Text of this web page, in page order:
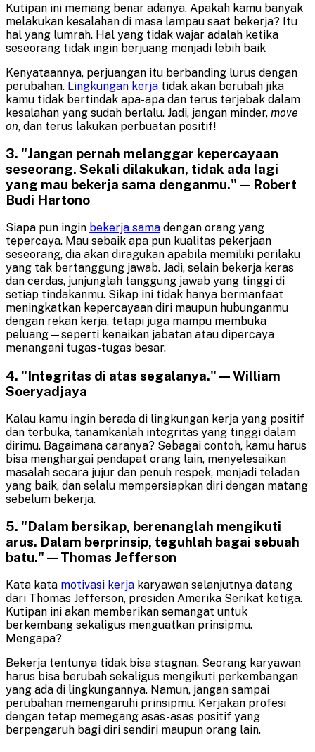
Kutipan ini memang benar adanya. Apakah kamu banyak
melakukan kesalahan di masa lampau saat bekerja? Itu
hal yang lumrah. Hal yang tidak wajar adalah ketika
seseorang tidak ingin berjuang menjadi lebih baik
Kenyataannya, perjuangan itu berbanding lurus dengan
perubahan. Lingkungan kerja tidak akan berubah jika
kamu tidak bertindak apa-apa dan terus terjebak dalam
kesalahan yang sudah berlalu. Jadi, jangan minder, move
on, dan terus lakukan perbuatan positif!
3. "Jangan pernah melanggar kepercayaan
seseorang. Sekali dilakukan, tidak ada lagi
yang mau bekerja sama denganmu." — Robert
Budi Hartono
Siapa pun ingin bekerja sama dengan orang yang
tepercaya. Mau sebaik apa pun kualitas pekerjaan
seseorang, dia akan diragukan apabila memiliki perilaku
yang tak bertanggung jawab. Jadi, selain bekerja keras
dan cerdas, junjunglah tanggung jawab yang tinggi di
setiap tindakanmu. Sikap ini tidak hanya bermanfaat
meningkatkan kepercayaan diri maupun hubunganmu
dengan rekan kerja, tetapi juga mampu membuka
peluang—seperti kenaikan jabatan atau dipercaya
menangani tugas-tugas besar.
4. "Integritas di atas segalanya." — William
Soeryadjaya
Kalau kamu ingin berada di lingkungan kerja yang positif
dan terbuka, tanamkanlah integritas yang tinggi dalam
dirimu. Bagaimana caranya? Sebagai contoh, kamu harus
bisa menghargai pendapat orang lain, menyelesaikan
masalah secara jujur dan penuh respek, menjadi teladan
yang baik, dan selalu mempersiapkan diri dengan matang
sebelum bekerja.
5. "Dalam bersikap, berenanglah mengikuti
arus. Dalam berprinsip, teguhlah bagai sebuah
batu." — Thomas Jefferson
Kata kata motivasi kerja karyawan selanjutnya datang
dari Thomas Jefferson, presiden Amerika Serikat ketiga.
Kutipan ini akan memberikan semangat untuk
berkembang sekaligus menguatkan prinsipmu.
Mengapa?
Bekerja tentunya tidak bisa stagnan. Seorang karyawan
harus bisa berubah sekaligus mengikuti perkembangan
yang ada di lingkungannya. Namun, jangan sampai
perubahan memengaruhi prinsipmu. Kerjakan profesi
dengan tetap memegang asas-asas positif yang
berpengaruh bagi diri sendiri maupun orang lain.